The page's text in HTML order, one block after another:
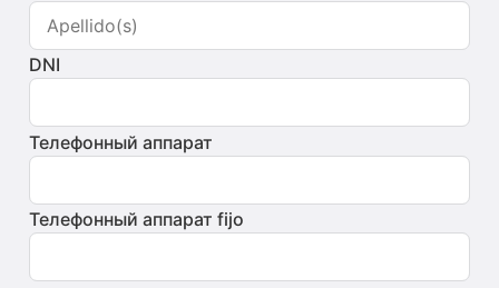
DNI
Телефонный аппарат
Телефонный аппарат fijo